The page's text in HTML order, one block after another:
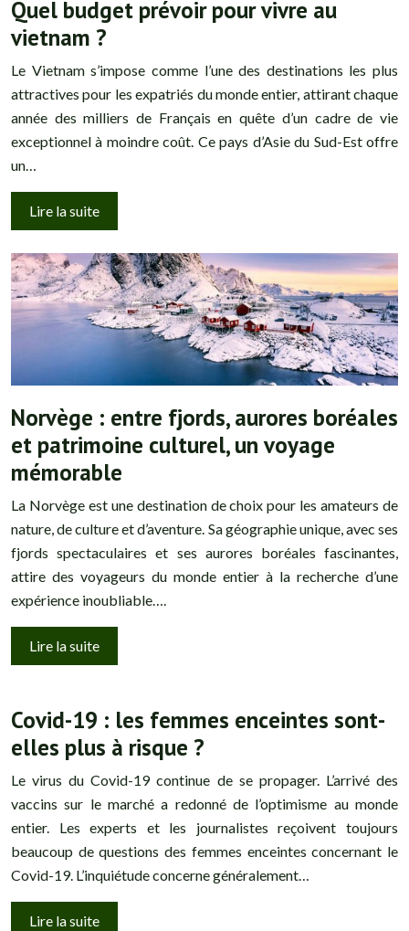
Quel budget prévoir pour vivre au
vietnam ?
Le Vietnam s’impose comme l’une des destinations les plus
attractives pour les expatriés du monde entier, attirant chaque
année des milliers de Français en quête d’un cadre de vie
exceptionnel à moindre coût. Ce pays d’Asie du Sud-Est offre
un…
Lire la suite
Norvège : entre fjords, aurores boréales
et patrimoine culturel, un voyage
mémorable
La Norvège est une destination de choix pour les amateurs de
nature, de culture et d’aventure. Sa géographie unique, avec ses
fjords spectaculaires et ses aurores boréales fascinantes,
attire des voyageurs du monde entier à la recherche d’une
expérience inoubliable….
Lire la suite
Covid-19 : les femmes enceintes sont-
elles plus à risque ?
Le virus du Covid-19 continue de se propager. L’arrivé des
vaccins sur le marché a redonné de l’optimisme au monde
entier. Les experts et les journalistes reçoivent toujours
beaucoup de questions des femmes enceintes concernant le
Covid-19. L’inquiétude concerne généralement…
Lire la suite